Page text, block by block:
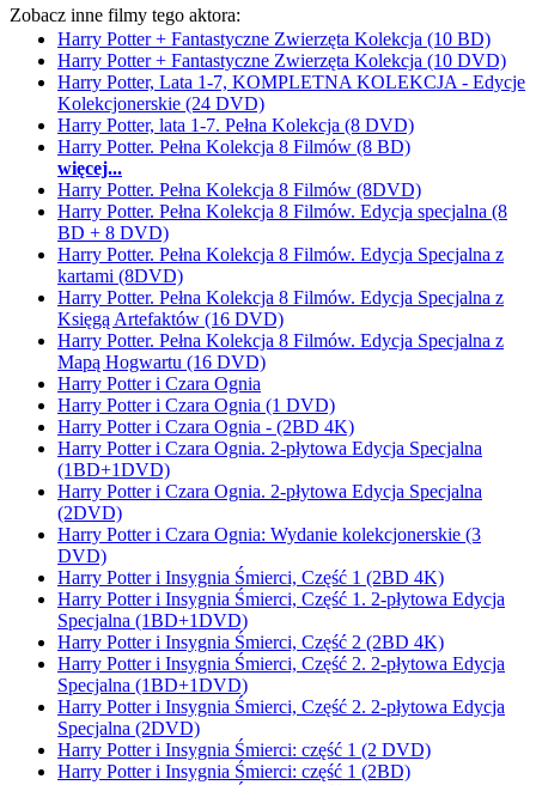
Zobacz inne filmy tego aktora:
Harry Potter + Fantastyczne Zwierzęta Kolekcja (10 BD)
Harry Potter + Fantastyczne Zwierzęta Kolekcja (10 DVD)
Harry Potter, Lata 1-7, KOMPLETNA KOLEKCJA - Edycje
Kolekcjonerskie (24 DVD)
Harry Potter, lata 1-7. Pełna Kolekcja (8 DVD)
Harry Potter. Pełna Kolekcja 8 Filmów (8 BD)
więcej...
Harry Potter. Pełna Kolekcja 8 Filmów (8DVD)
Harry Potter. Pełna Kolekcja 8 Filmów. Edycja specjalna (8
BD + 8 DVD)
Harry Potter. Pełna Kolekcja 8 Filmów. Edycja Specjalna z
kartami (8DVD)
Harry Potter. Pełna Kolekcja 8 Filmów. Edycja Specjalna z
Księgą Artefaktów (16 DVD)
Harry Potter. Pełna Kolekcja 8 Filmów. Edycja Specjalna z
Mapą Hogwartu (16 DVD)
Harry Potter i Czara Ognia
Harry Potter i Czara Ognia (1 DVD)
Harry Potter i Czara Ognia - (2BD 4K)
Harry Potter i Czara Ognia. 2-płytowa Edycja Specjalna
(1BD+1DVD)
Harry Potter i Czara Ognia. 2-płytowa Edycja Specjalna
(2DVD)
Harry Potter i Czara Ognia: Wydanie kolekcjonerskie (3
DVD)
Harry Potter i Insygnia Śmierci, Część 1 (2BD 4K)
Harry Potter i Insygnia Śmierci, Część 1. 2-płytowa Edycja
Specjalna (1BD+1DVD)
Harry Potter i Insygnia Śmierci, Część 2 (2BD 4K)
Harry Potter i Insygnia Śmierci, Część 2. 2-płytowa Edycja
Specjalna (1BD+1DVD)
Harry Potter i Insygnia Śmierci, Część 2. 2-płytowa Edycja
Specjalna (2DVD)
Harry Potter i Insygnia Śmierci: część 1 (2 DVD)
Harry Potter i Insygnia Śmierci: część 1 (2BD)